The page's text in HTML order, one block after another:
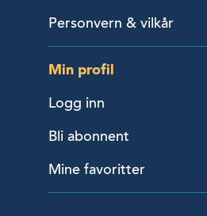
Personvern & vilkår
Min profil
Logg inn
Bli abonnent
Mine favoritter